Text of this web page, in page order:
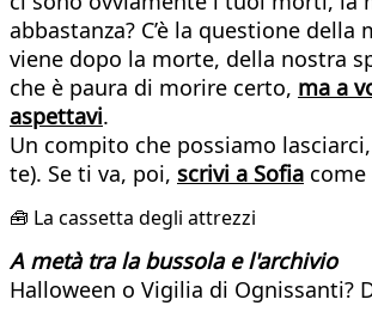
abbastanza? C’è la questione
viene dopo la morte, della nostra
che è paura di morire certo, ma a
aspettavi.
Un compito che possiamo
te). Se ti va, poi, scrivi a Sofia come
🧰 La cassetta degli attrezzi
A metà tra la bussola e l'archivio
Halloween o Vigilia di Ognissanti?